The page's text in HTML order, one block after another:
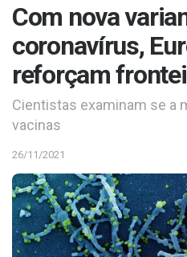
Com nova
coronavírus,
reforçam
Cientistas examinam se a
vacinas
26/11/2021